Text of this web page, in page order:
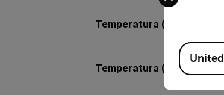
Temperatura (contacto)
Temperatura (contacto),
Available